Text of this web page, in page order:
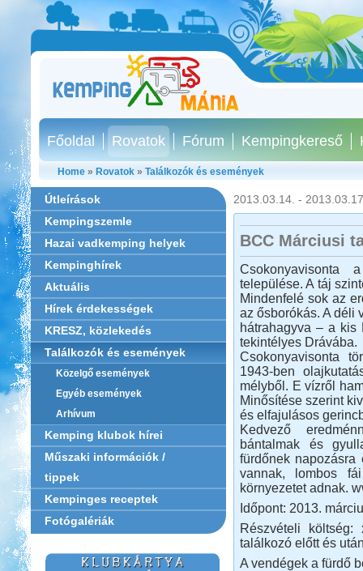
Főoldal Rovatok Fórum Kempingkereső
Home » Rovatok » Találkozók és események
Útleírások
Kempingszemle
Hazai vadkemping helyek
Kempinghírek
Aktuális
Hírek érdekességek
KRESZ, közlekedés
Találkozók és események
Közelgő események
Egyéb események
Arhívum
Kemping klubok hírei
Műszaki információk /
tippek
Kempinges receptek
Fotógalériák
2013.03.14. -
BCC Márciusi
Csokonyavisonta
települése. A táj
Mindenfelé sok az
az ősborókás. A déli
hátrahagyva – a
tekintélyes Drávába.
Csokonyavisonta
1943-ben
mélyből. E vízről
Minősítése szerint
és elfajulásos
Kedvező
bántalmak és
fürdőnek
vannak, lombos
környezetet adnak.
Időpont: 2013.
Részvételi
találkozó előtt és
A vendégek a fürdő